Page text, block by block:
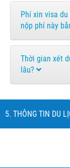
Phí xin visa
nộp phí này
Thời gian xét
lâu?
5. THÔNG TIN DU